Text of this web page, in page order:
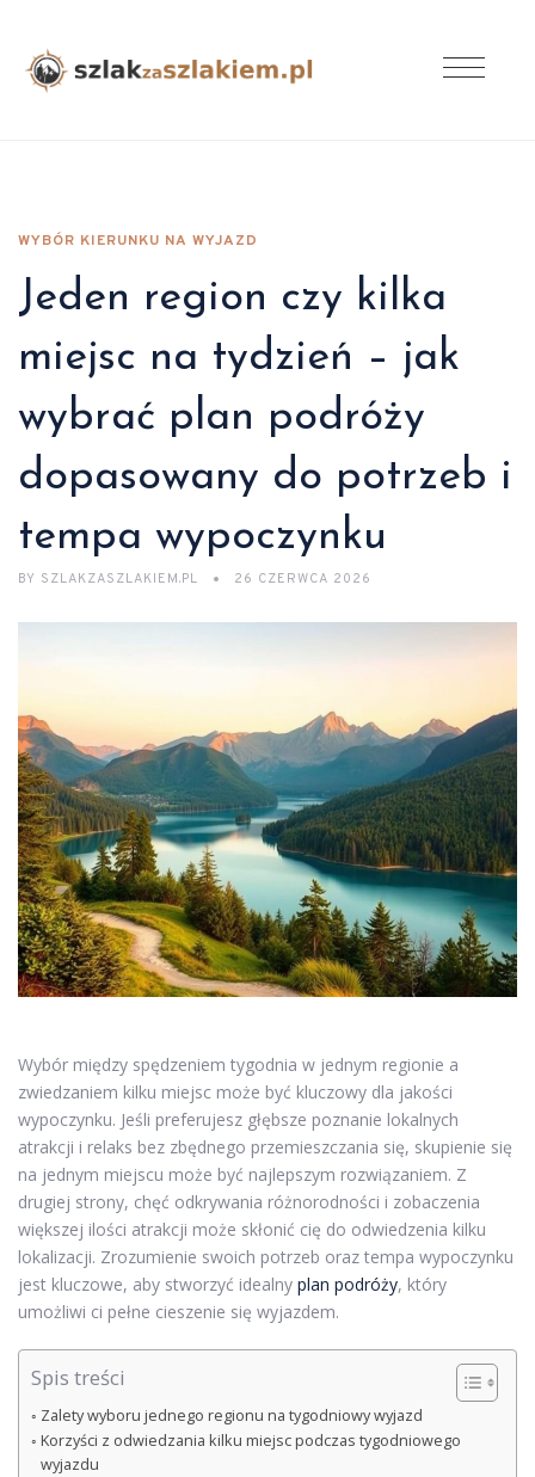
WYBÓR KIERUNKU NA WYJAZD
Jeden region czy kilka
miejsc na tydzień – jak
wybrać plan podróży
dopasowany do potrzeb i
tempa wypoczynku
BY SZLAKZASZLAKIEM.PL 26 CZERWCA 2026
Wybór między spędzeniem tygodnia w jednym regionie a
zwiedzaniem kilku miejsc może być kluczowy dla jakości
wypoczynku. Jeśli preferujesz głębsze poznanie lokalnych
atrakcji i relaks bez zbędnego przemieszczania się, skupienie się
na jednym miejscu może być najlepszym rozwiązaniem. Z
drugiej strony, chęć odkrywania różnorodności i zobaczenia
większej ilości atrakcji może skłonić cię do odwiedzenia kilku
lokalizacji. Zrozumienie swoich potrzeb oraz tempa wypoczynku
jest kluczowe, aby stworzyć idealny plan podróży, który
umożliwi ci pełne cieszenie się wyjazdem.
Spis treści
Zalety wyboru jednego regionu na tygodniowy wyjazd
Korzyści z odwiedzania kilku miejsc podczas tygodniowego
wyjazdu